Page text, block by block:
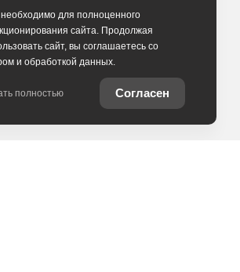
для полноценного
сайта. Продолжая
сайт, вы соглашаетесь со
и обработкой данных.
полностью Согласен